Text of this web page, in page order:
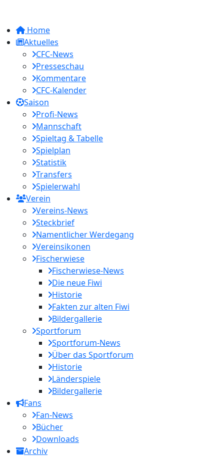
Home
Aktuelles
CFC-News
Presseschau
Kommentare
CFC-Kalender
Saison
Profi-News
Mannschaft
Spieltag & Tabelle
Spielplan
Statistik
Transfers
Spielerwahl
Verein
Vereins-News
Steckbrief
Namentlicher Werdegang
Vereinsikonen
Fischerwiese
Fischerwiese-News
Die neue Fiwi
Historie
Fakten zur alten Fiwi
Bildergallerie
Sportforum
Sportforum-News
Über das Sportforum
Historie
Länderspiele
Bildergallerie
Fans
Fan-News
Bücher
Downloads
Archiv